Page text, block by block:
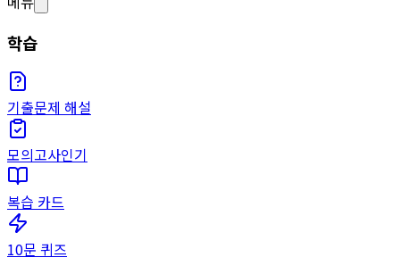
학습
기출문제 해설
모의고사인기
복습 카드
10문 퀴즈